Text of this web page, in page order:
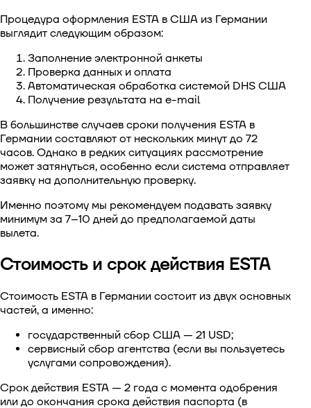
Процедура оформления ESTA в США из Германии
выглядит следующим образом:
Заполнение электронной анкеты
Проверка данных и оплата
Автоматическая обработка системой DHS США
Получение результата на e-mail
В большинстве случаев сроки получения ESTA в
Германии составляют от нескольких минут до 72
часов. Однако в редких ситуациях рассмотрение
может затянуться, особенно если система отправляет
заявку на дополнительную проверку.
Именно поэтому мы рекомендуем подавать заявку
минимум за 7–10 дней до предполагаемой даты
вылета.
Стоимость и срок действия ESTA
Стоимость ESTA в Германии состоит из двух основных
частей, а именно:
государственный сбор США — 21 USD;
сервисный сбор агентства (если вы пользуетесь
услугами сопровождения).
Срок действия ESTA — 2 года с момента одобрения
или до окончания срока действия паспорта (в